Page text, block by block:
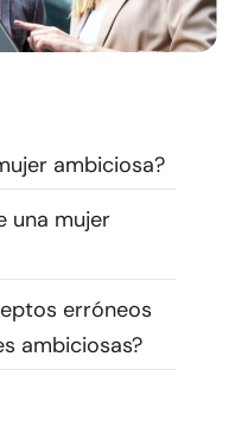
Publicidad con
ambiciosa?
una mujer
erróneos
ambiciosas?